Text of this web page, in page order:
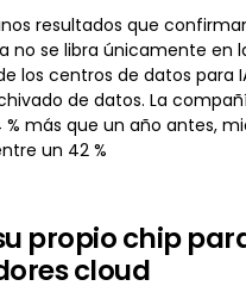
resultados que
se libra únicamente en
los centros de datos
de datos. La
más que un año antes,
un 42 %
propio chip
cloud